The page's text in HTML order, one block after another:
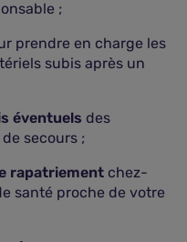
;
prendre en charge les
subis après un
éventuels des
secours ;
rapatriement chez-
santé proche de votre